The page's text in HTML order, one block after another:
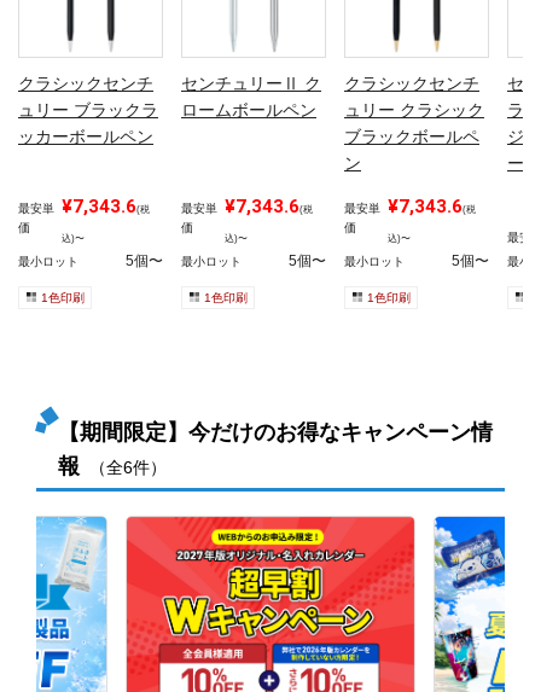
クラシックセンチ
ュリー ブラックラ
ッカーボールペン
最安単
価
¥7,343.6(税
込)〜
最小ロット 5個〜
1色印刷
センチュリーⅡ ク
ロームボールペン
最安単
価
¥7,343.6(税
込)〜
最小ロット 5個〜
1色印刷
クラシックセンチ
ュリー クラシック
ブラックボールペ
ン
最安単
価
¥7,343.6(税
込)〜
最小ロット 5個〜
1色印刷
セ
ラ
ジ
ー
最安
最小
【期間限定】今だけのお得なキャンペーン情
報
（全6件）